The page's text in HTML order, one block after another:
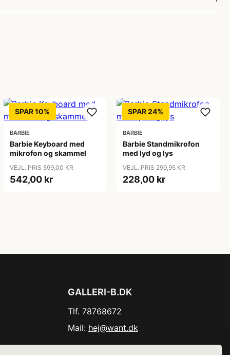
SPAR 10%
BARBIE
Barbie Keyboard med
mikrofon og skammel
VEJL. PRIS 599,00 KR
542,00 kr
SPAR 24%
BARBIE
Barbie Standmikrofon
med lyd og lys
VEJL. PRIS 299,95 KR
228,00 kr
GALLERI-B.DK
Tlf. 78768672
Mail: hej@want.dk